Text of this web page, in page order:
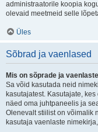
administraatorile koopia
olevaid meetmeid selle
Üles
Sõbrad ja vaenlased
Mis on sõprade ja
Sa võid kasutada neid
kasutajatest. Kasutajate,
näed oma juhtpaneelis ja
Olenevalt stiilist on võimalik
kasutaja vaenlaste